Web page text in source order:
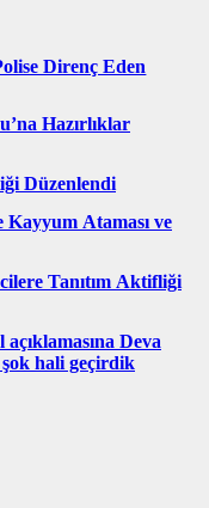
Direnç Eden
Hazırlıklar
Düzenlendi
Ataması ve
Tanıtım Aktifliği
Deva
hali geçirdik